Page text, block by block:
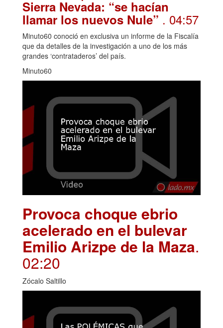
Sierra Nevada: “se hacían
llamar los nuevos Nule” . 04:57
Minuto60 conoció en exclusiva un informe de la Fiscalía
que da detalles de la investigación a uno de los más
grandes ‘contrataderos’ del país.
Minuto60
Provoca choque ebrio
acelerado en el bulevar
Emilio Arizpe de la Maza.
02:20
Zócalo Saltillo